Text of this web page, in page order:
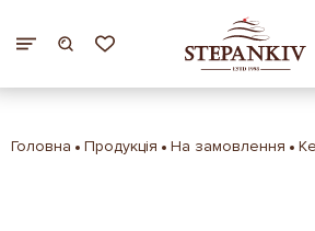
Головна Продукція На замовлення